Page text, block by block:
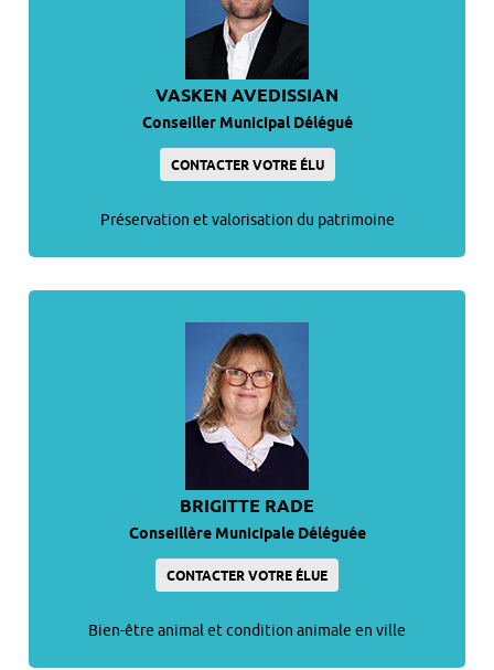
VASKEN AVEDISSIAN
Conseiller Municipal Délégué
CONTACTER VOTRE ÉLU
Préservation et valorisation du patrimoine
BRIGITTE RADE
Conseillère Municipale Déléguée
CONTACTER VOTRE ÉLUE
Bien-être animal et condition animale en ville